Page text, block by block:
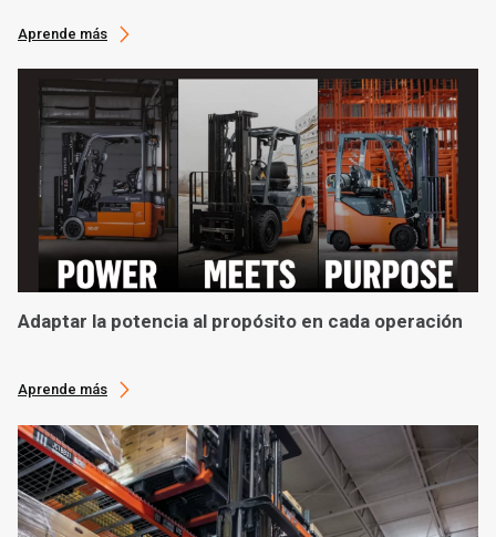
Aprende más
Adaptar la potencia al propósito en cada operación
Aprende más